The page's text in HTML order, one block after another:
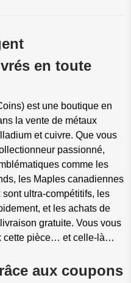
en toute
est une boutique en
la vente de métaux
et cuivre. Que vous
passionné,
comme les
les Maples canadiennes
ultra-compétitifs, les
et les achats de
gratuite. Vous vous
cette pièce… et celle-là…
aux coupons